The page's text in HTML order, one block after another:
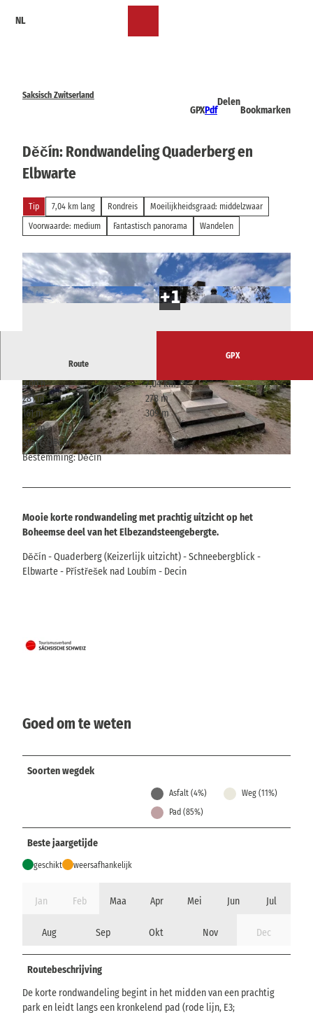
NL
Saksisch Zwitserland
GPXPdf
Delen
Bookmarken
Děčín: Rondwandeling Quaderberg en
Elbwarte
Tip 7,04 km lang Rondreis
Moeilijkheidsgraad: middelzwaar
Voorwaarde: medium
Fantastisch panorama Wandelen
© Madlen Rogge, Tourismusverband Sächsische Schweiz
© Madlen Rogge, Tourismusverband Sächsisch
e Schweiz
© Madlen Rogge, Tourismusverband Sächsisch
e Schweiz |CC-BY-SA
Route
GPX
3:00 h
7,04 km
281 m
278 m
161 m
309 m
148 m
Start: Děčín
Bestemming: Děčín
Mooie korte rondwandeling met prachtig uitzicht op het
Boheemse deel van het Elbezandsteengebergte.
Děčín - Quaderberg (Keizerlijk uitzicht) - Schneebergblick -
Elbwarte - Přístřešek nad Loubím - Decin
Goed om te weten
Soorten wegdek
Asfalt (4%)
Weg (11%)
Pad (85%)
Beste jaargetijde
geschikt weersafhankelijk
Jan Feb Maa Apr Mei Jun Jul
Aug Sep Okt Nov Dec
Routebeschrijving
De korte rondwandeling begint in het midden van een prachtig
park en leidt langs een kronkelend pad (rode lijn, E3;